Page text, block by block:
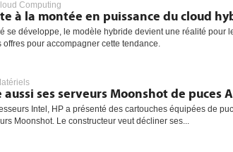
Computing
à la montée en puissance du cloud
se développe, le modèle hybride devient une réalité pour
offres pour accompagner cette tendance.
aussi ses serveurs Moonshot de puces
Intel, HP a présenté des cartouches équipées de
Moonshot. Le constructeur veut décliner ses...